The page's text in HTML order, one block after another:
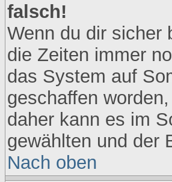
falsch!
Wenn du dir sicher
die Zeiten immer
das System auf
geschaffen
daher kann es im
gewählten und der
Nach oben